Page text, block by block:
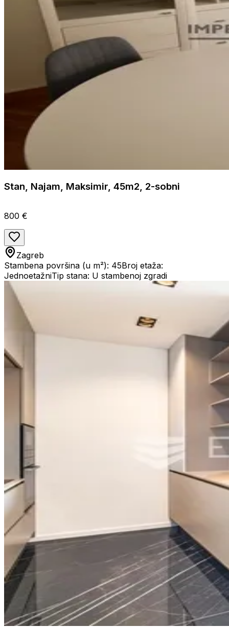
Stan, Najam, Maksimir, 45m2, 2-sobni
800 €
Zagreb
Stambena površina (u m²): 45Broj etaža:
JednoetažniTip stana: U stambenoj zgradi